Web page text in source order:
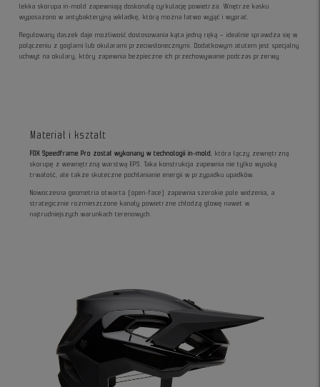
lekka skorupa in-mold zapewniają doskonałą cyrkulację powietrza. Wnętrze kasku
wyposażono w antybakteryjną wkładkę, którą można łatwo wyjąć i wyprać.
Regulowany daszek daje możliwość dostosowania kąta jedną ręką – idealnie sprawdza się w
połączeniu z goglami lub okularami przeciwsłonecznymi. Dodatkowym atutem jest specjalny
uchwyt na okulary, który zapewnia bezpieczne ich przechowywanie podczas przerwy.
Materiał i kształt
FOX Speedframe Pro został wykonany w technologii in-mold, która łączy zewnętrzną
skorupę z wewnętrzną warstwą EPS. Taka konstrukcja zapewnia nie tylko wysoką
trwałość, ale także skuteczne pochłanianie energii w przypadku upadków.
Nowoczesna geometria otwarta (open-face) zapewnia szerokie pole widzenia, a
strategicznie rozmieszczone kanały powietrzne chłodzą głowę nawet w
najtrudniejszych warunkach terenowych.